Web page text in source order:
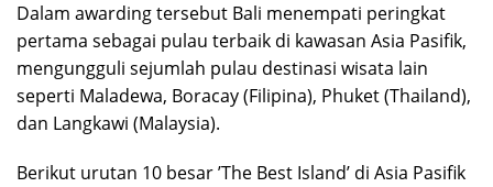
Dalam awarding tersebut Bali menempati peringkat
pertama sebagai pulau terbaik di kawasan Asia Pasifik,
mengungguli sejumlah pulau destinasi wisata lain
seperti Maladewa, Boracay (Filipina), Phuket (Thailand),
dan Langkawi (Malaysia).
Berikut urutan 10 besar ’The Best Island’ di Asia Pasifik